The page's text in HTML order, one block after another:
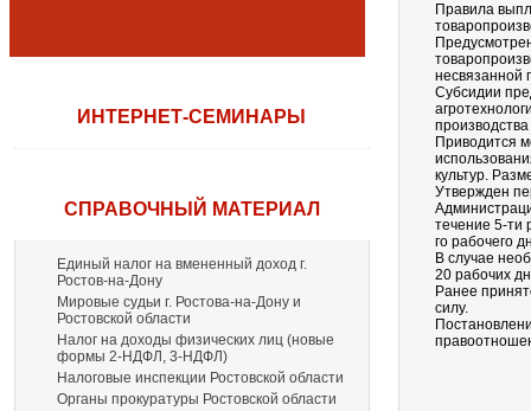
ИНТЕРНЕТ-СЕМИНАРЫ
СПРАВОЧНЫЙ МАТЕРИАЛ
Единый налог на вмененный доход г.
Ростов-на-Дону
Мировые судьи г. Ростова-на-Дону и
Ростовской области
Налог на доходы физических лиц (новые
формы 2-НДФЛ, 3-НДФЛ)
Налоговые инспекции Ростовской области
Органы прокуратуры Ростовской области
Правила
несвязанной
Субсидии
Приводится
культур.
Утвержден
течение 5-ти
го рабочего
В случае
20 рабочих
Ранее
силу.